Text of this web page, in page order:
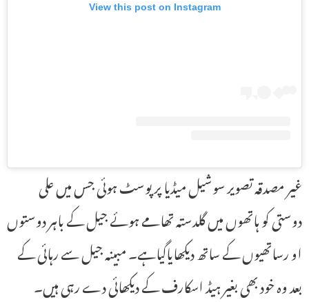
View this post on Instagram
غیر مصدقہ تصویر سوشیل میڈیا پر پوسٹ ہوئی جس میں علی
دوستی کو ہاتھوں میں گلدستہ تھامے ہوئے جیل کے باہر دوستوں
او رساتھیوں کے ساتھ دیکھایاگیاہے۔ مبینہ جیل سے رہائی کے
بعد وہ خود بھی بغیر ہیڈ اسکارف کے دیکھائی دے رہی ہیں۔